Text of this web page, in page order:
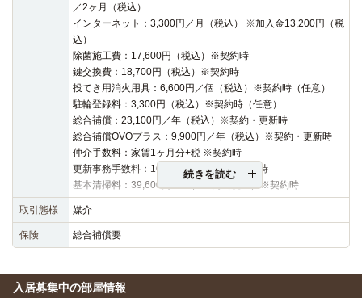
／2ヶ月（税込）
インターネット：3,300円／月（税込） ※加入金13,200円（税
込）
除菌施工費：17,600円（税込）※契約時
鍵交換費：18,700円（税込）※契約時
投てき用消火用具：6,600円／個（税込）※契約時（任意）
駐輪登録料：3,300円（税込）※契約時（任意）
総合補償：23,100円／年（税込）※契約・更新時
総合補償OVOプラス：9,900円／年（税込）※契約・更新時
仲介手数料：家賃1ヶ月分+税 ※契約時
更新事務手数料：16,500円（税込）※更新時
基本清掃料：39,600円～42,900円（税込）※契約時
続きを読む
取引態様 媒介
保険 総合補償要
入居募集中の部屋情報